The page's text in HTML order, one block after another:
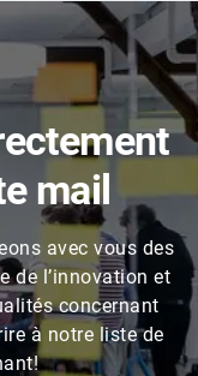
mail
avec vous des
de l’innovation et
concernant
à notre liste de